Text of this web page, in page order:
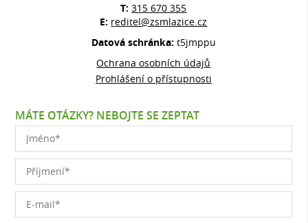
T:315 670 355
E: reditel@zsmlazice.cz
Datová schránka: t5jmppu
Ochrana osobních údajů
Prohlášení o přístupnosti
MÁTE OTÁZKY? NEBOJTE SE ZEPTAT